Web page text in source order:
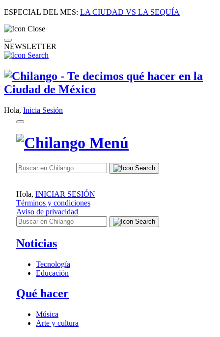
ESPECIAL DEL MES: LA CIUDAD VS LA SEQUÍA
NEWSLETTER
Hola, Inicia Sesión
Hola, INICIAR SESIÓN
Términos y condiciones
Aviso de privacidad
Noticias
Tecnología
Educación
Qué hacer
Música
Arte y cultura